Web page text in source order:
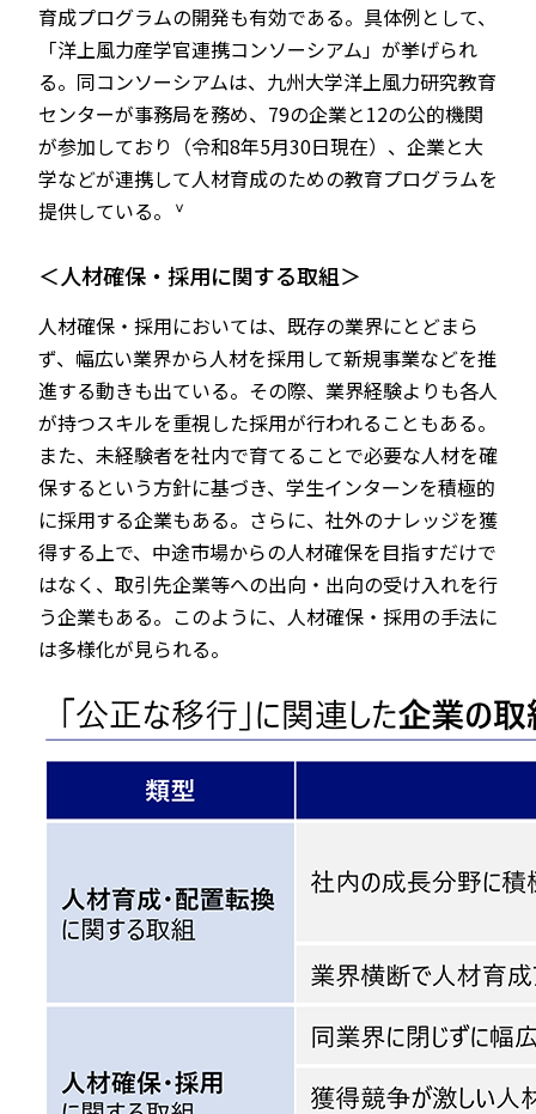
育成プログラムの開発も有効である。具体例として、
「洋上風力産学官連携コンソーシアム」が挙げられ
る。同コンソーシアムは、九州大学洋上風力研究教育
センターが事務局を務め、79の企業と12の公的機関
が参加しており（令和8年5月30日現在）、企業と大
学などが連携して人材育成のための教育プログラムを
提供している。
ⅴ
＜人材確保・採用に関する取組＞
人材確保・採用においては、既存の業界にとどまら
ず、幅広い業界から人材を採用して新規事業などを推
進する動きも出ている。その際、業界経験よりも各人
が持つスキルを重視した採用が行われることもある。
また、未経験者を社内で育てることで必要な人材を確
保するという方針に基づき、学生インターンを積極的
に採用する企業もある。さらに、社外のナレッジを獲
得する上で、中途市場からの人材確保を目指すだけで
はなく、取引先企業等への出向・出向の受け入れを行
う企業もある。このように、人材確保・採用の手法に
は多様化が見られる。